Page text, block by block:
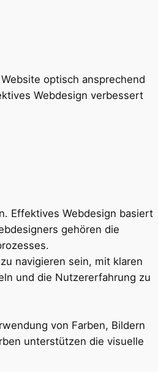
optisch ansprechend
Webdesign verbessert
Effektives Webdesign basiert
gehören die
navigieren sein, mit klaren
und die Nutzererfahrung zu
von Farben, Bildern
unterstützen die visuelle